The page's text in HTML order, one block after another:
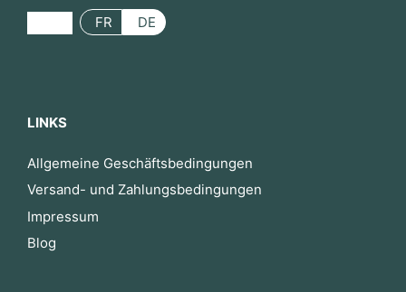
FR DE
LINKS
Allgemeine Geschäftsbedingungen
Versand- und Zahlungsbedingungen
Impressum
Blog